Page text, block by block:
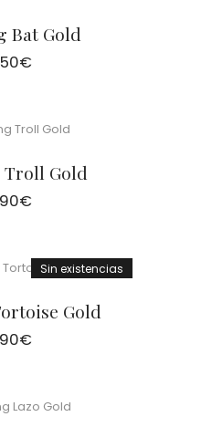
Bat Gold
€
Gold
€
Sin existencias
Gold
€